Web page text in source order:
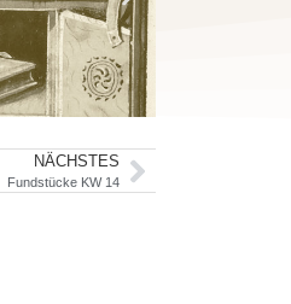
NÄCHSTES
Fundstücke KW 14